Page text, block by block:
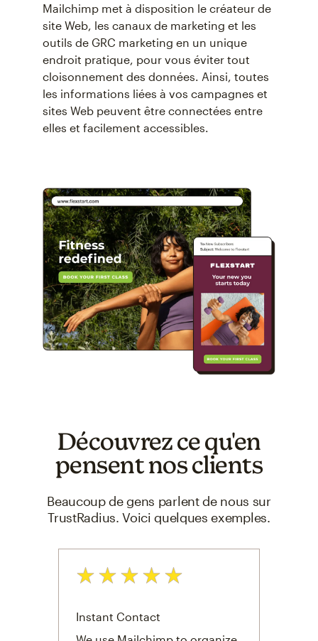
Mailchimp met à disposition le créateur de
site Web, les canaux de marketing et les
outils de GRC marketing en un unique
endroit pratique, pour vous éviter tout
cloisonnement des données. Ainsi, toutes
les informations liées à vos campagnes et
sites Web peuvent être connectées entre
elles et facilement accessibles.
Découvrez ce qu'en
pensent nos clients
Beaucoup de gens parlent de nous sur
TrustRadius. Voici quelques exemples.
Note: 5 sur 5
Instant Contact